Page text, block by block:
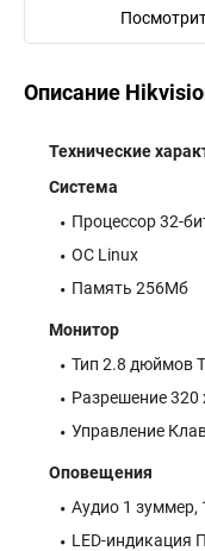
Описание
Технические
Система
Процессор 32-
ОС Linux
Память 256Мб
Монитор
Тип 2.8 дюймов
Разрешение 320
Управление
Оповещения
Аудио 1 зуммер,
LED-индикация